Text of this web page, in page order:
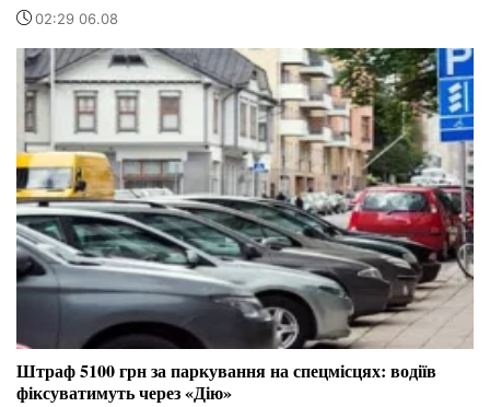
02:29 06.08
Штраф 5100 грн за паркування на спецмісцях: водіїв
фіксуватимуть через «Дію»